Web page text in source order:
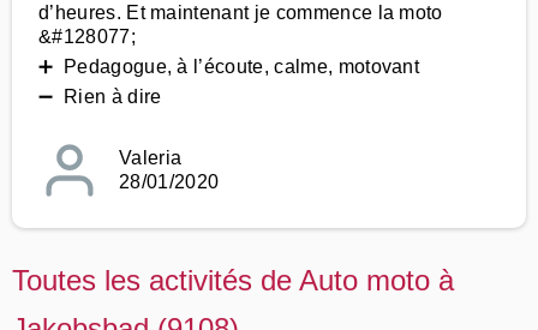
d’heures. Et maintenant je commence la moto
&#128077;
➕ Pedagogue, à l’écoute, calme, motovant
➖ Rien à dire
Valeria
28/01/2020
Toutes les activités de Auto moto à